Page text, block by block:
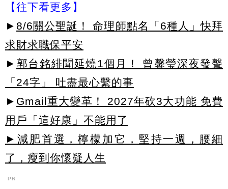
【往下看更多】
► 8/6關公聖誕！ 命理師點名「6種人」快拜
求財求職保平安
► 郭台銘緋聞延燒1個月！ 曾馨瑩深夜發聲
「24字」 吐盡最心繫的事
► Gmail重大變革！ 2027年砍3大功能 免費
用戶「這好康」不能用了
►減肥首選，檸檬加它，堅持一週，腰細
了，瘦到你懷疑人生
PR